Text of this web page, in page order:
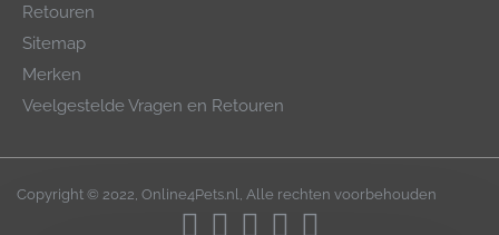
Retouren
Sitemap
Merken
Veelgestelde Vragen en Retouren
Copyright © 2022, Online4Pets.nl, Alle rechten voorbehouden